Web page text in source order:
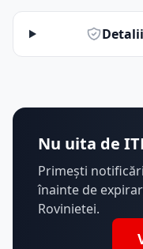
Nu uita de
Primești
înainte de
Rovinietei.